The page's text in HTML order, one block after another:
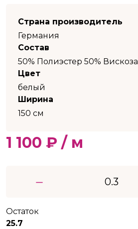
Страна производитель
Германия
Состав
50% Полиэстер 50% Вискоза
Цвет
белый
Ширина
150 см
1 100 ₽ / м
Остаток
25.7